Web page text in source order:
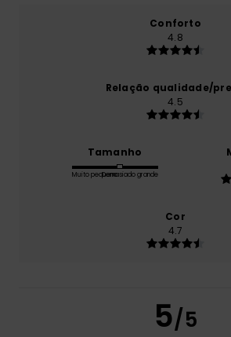
Conforto
4.8
Relação qualidade/
4.5
Tamanho
Muito pequenoDemasiado grande
Cor
4.7
5/5